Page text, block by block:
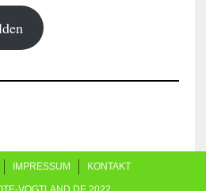
IMPRESSUM KONTAKT